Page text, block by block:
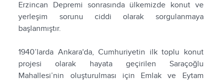
Erzincan Depremi sonrasında ülkemizde konut ve
yerleşim sorunu ciddi olarak sorgulanmaya
başlanmıştır.
1940’larda Ankara'da, Cumhuriyetin ilk toplu konut
projesi olarak hayata geçirilen Saraçoğlu
Mahallesi’nin oluşturulması için Emlak ve Eytam